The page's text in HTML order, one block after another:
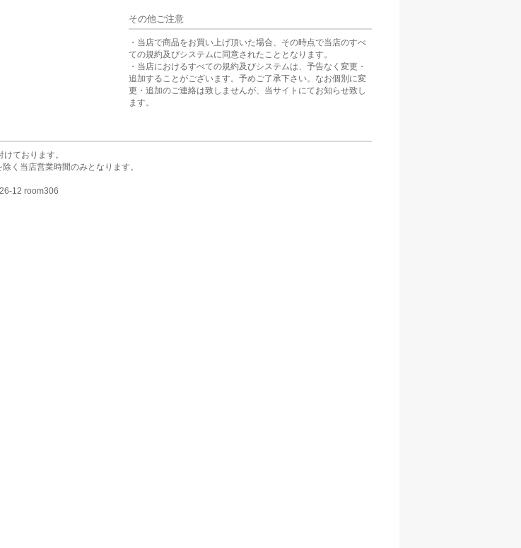
その他ご注意
・当店で商品をお買い上げ頂いた場合、その時点で当店のすべ
ての規約及びシステムに同意されたこととなります。
・当店におけるすべての規約及びシステムは、予告なく変更・
追加することがございます。予めご了承下さい。なお個別に変
更・追加のご連絡は致しませんが、当サイトにてお知らせ致し
ます。
ております。
く当店営業時間のみとなります。
12 room306